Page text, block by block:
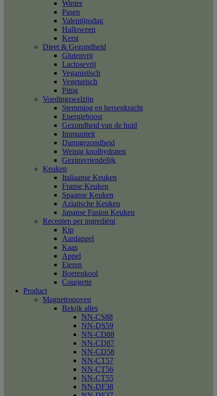
Winter
Pasen
Valentijnsdag
Halloween
Kerst
Dieet & Gezondheid
Glutenvrij
Lactosevrij
Veganistisch
Vegetarisch
Pittig
Voedingswelzijn
Stemming en hersenkracht
Energieboost
Gezondheid van de huid
Immuniteit
Darmgezondheid
Weinig koolhydraten
Gezinsvriendelijk
Keuken
Italiaanse Keuken
Franse Keuken
Spaanse Keuken
Aziatische Keuken
Japanse Fusion Keuken
Recepten per ingrediënt
Kip
Aardappel
Kaas
Appel
Eieren
Boerenkool
Courgette
Product
Magnetronoven
Bekijk alles
NN-CS88
NN-DS59
NN-CD88
NN-CD87
NN-CD58
NN-CT57
NN-CT56
NN-CT55
NN-DF38